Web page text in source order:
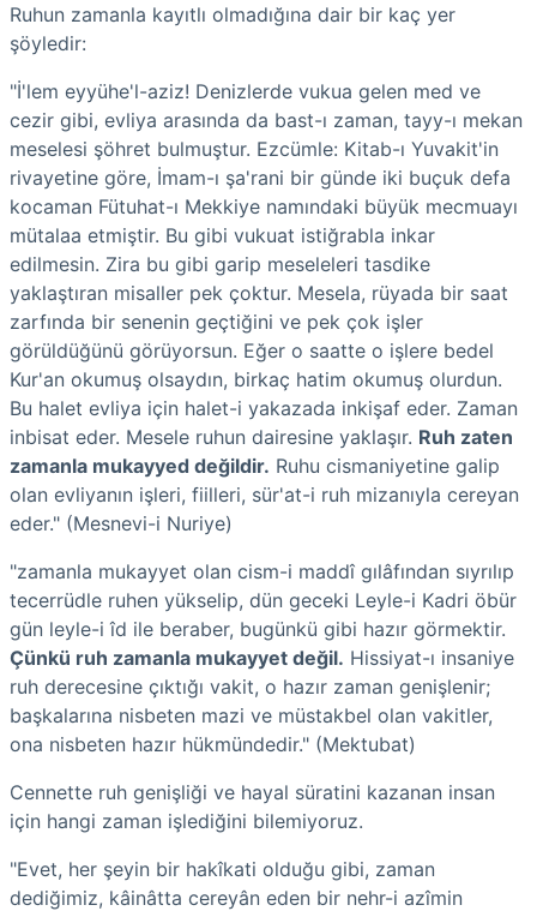
Ruhun zamanla kayıtlı olmadığına dair bir kaç yer
şöyledir:
"İ'lem eyyühe'l-aziz! Denizlerde vukua gelen med ve
cezir gibi, evliya arasında da bast-ı zaman, tayy-ı mekan
meselesi şöhret bulmuştur. Ezcümle: Kitab-ı Yuvakit'in
rivayetine göre, İmam-ı şa'rani bir günde iki buçuk defa
kocaman Fütuhat-ı Mekkiye namındaki büyük mecmuayı
mütalaa etmiştir. Bu gibi vukuat istiğrabla inkar
edilmesin. Zira bu gibi garip meseleleri tasdike
yaklaştıran misaller pek çoktur. Mesela, rüyada bir saat
zarfında bir senenin geçtiğini ve pek çok işler
görüldüğünü görüyorsun. Eğer o saatte o işlere bedel
Kur'an okumuş olsaydın, birkaç hatim okumuş olurdun.
Bu halet evliya için halet-i yakazada inkişaf eder. Zaman
inbisat eder. Mesele ruhun dairesine yaklaşır. Ruh zaten
zamanla mukayyed değildir. Ruhu cismaniyetine galip
olan evliyanın işleri, fiilleri, sür'at-i ruh mizanıyla cereyan
eder." (Mesnevi-i Nuriye)
"zamanla mukayyet olan cism-i maddî gılâfından sıyrılıp
tecerrüdle ruhen yükselip, dün geceki Leyle-i Kadri öbür
gün leyle-i îd ile beraber, bugünkü gibi hazır görmektir.
Çünkü ruh zamanla mukayyet değil. Hissiyat-ı insaniye
ruh derecesine çıktığı vakit, o hazır zaman genişlenir;
başkalarına nisbeten mazi ve müstakbel olan vakitler,
ona nisbeten hazır hükmündedir." (Mektubat)
Cennette ruh genişliği ve hayal süratini kazanan insan
için hangi zaman işlediğini bilemiyoruz.
"Evet, her şeyin bir hakîkati olduğu gibi, zaman
dediğimiz, kâinâtta cereyân eden bir nehr-i azîmin